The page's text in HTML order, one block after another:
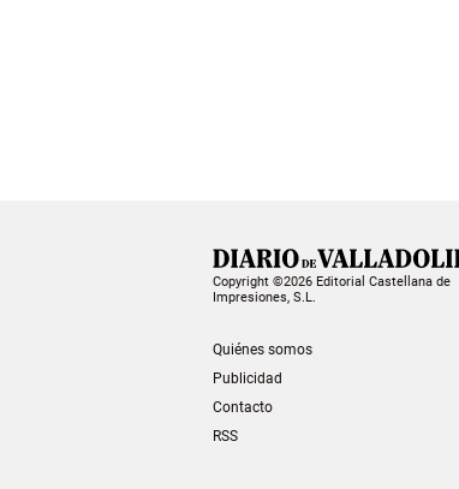
Copyright ©2026 Editorial Castellana de
Impresiones, S.L.
Quiénes somos
Publicidad
Contacto
RSS